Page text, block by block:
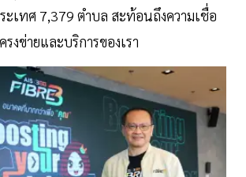
ะเทศ 7,379 ตำบล สะท้อนถึงความเชื่อ
งข่ายและบริการของเรา